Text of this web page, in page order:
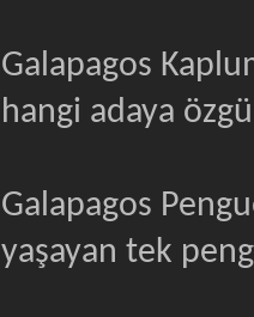
Galapagos
hangi adaya
Galapagos
yaşayan tek